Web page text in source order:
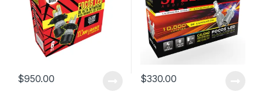
$950.00 $330.00